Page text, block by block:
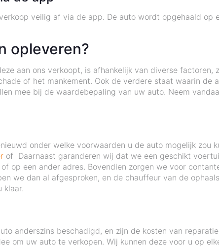
veilig af via de app. De auto wordt opgehaald op
opleveren?
aan ons verkoopt, is afhankelijk van diverse factoren,
of het mankement. Ook de verdere staat waarin de
mee bij de waardebepaling van uw auto. Neem
onder welke voorwaarden u de auto mogelijk zou
of Daarnaast garanderen wij dat we een geschikt
op een ander adres. Bovendien zorgen we voor
we dan al afgesproken, en de chauffeur van de
klaar.
anderszins beschadigd, en zijn de kosten van
om uw auto te verkopen. Wij kunnen deze voor u op